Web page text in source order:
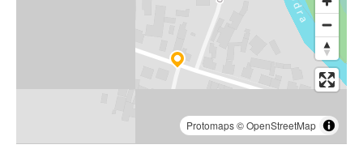
Protomaps©OpenStreetMap